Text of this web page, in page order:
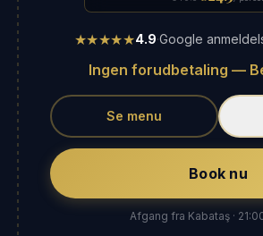
★★★★★4.9·Google
Ingen forudbetaling —
Se menu
Book nu
Afgang fra Kabataş ·